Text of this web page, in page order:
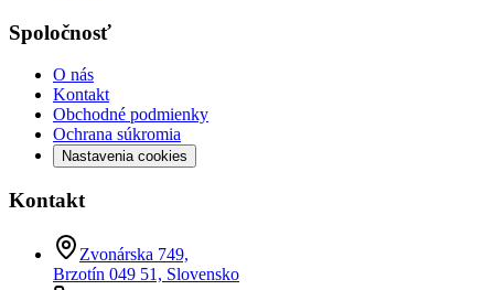
Spoločnosť
O nás
Kontakt
Obchodné podmienky
Ochrana súkromia
Nastavenia cookies
Kontakt
Zvonárska 749,
Brzotín 049 51, Slovensko